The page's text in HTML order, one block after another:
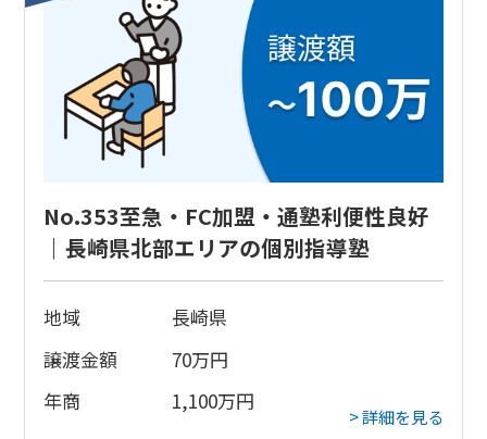
No.353至急・FC加盟・通塾利便性良好
｜長崎県北部エリアの個別指導塾
地域
長崎県
譲渡金額
70万円
年商
1,100万円
> 詳細を見る